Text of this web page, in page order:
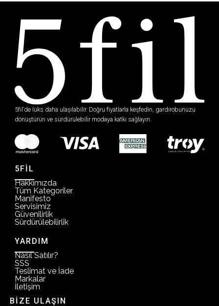
5fil’de lüks daha ulaşılabilir. Doğru fiyatlarla keşfedin, gardırobunuzu
dönüştürün ve sürdürülebilir modaya katkı sağlayın.
5FİL
Hakkımızda
Tüm Kategoriler
Manifesto
Servisimiz
Güvenilirlik
Sürdürülebilirlik
YARDIM
Nasıl Satılır?
SSS
Teslimat ve İade
Markalar
İletişim
BİZE ULAŞIN